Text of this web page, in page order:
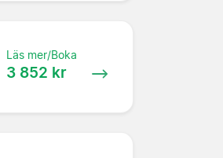
Läs mer/Boka
3 852 kr